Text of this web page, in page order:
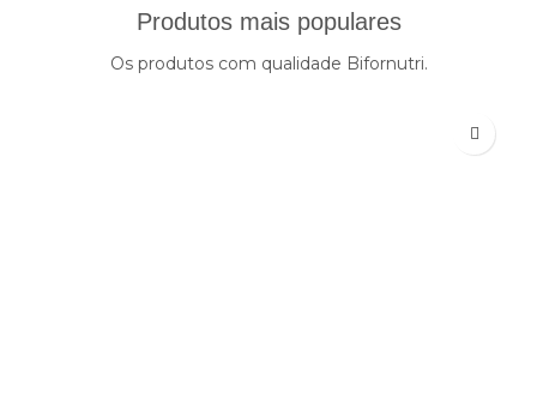
Produtos mais populares
Os produtos com qualidade Bifornutri.